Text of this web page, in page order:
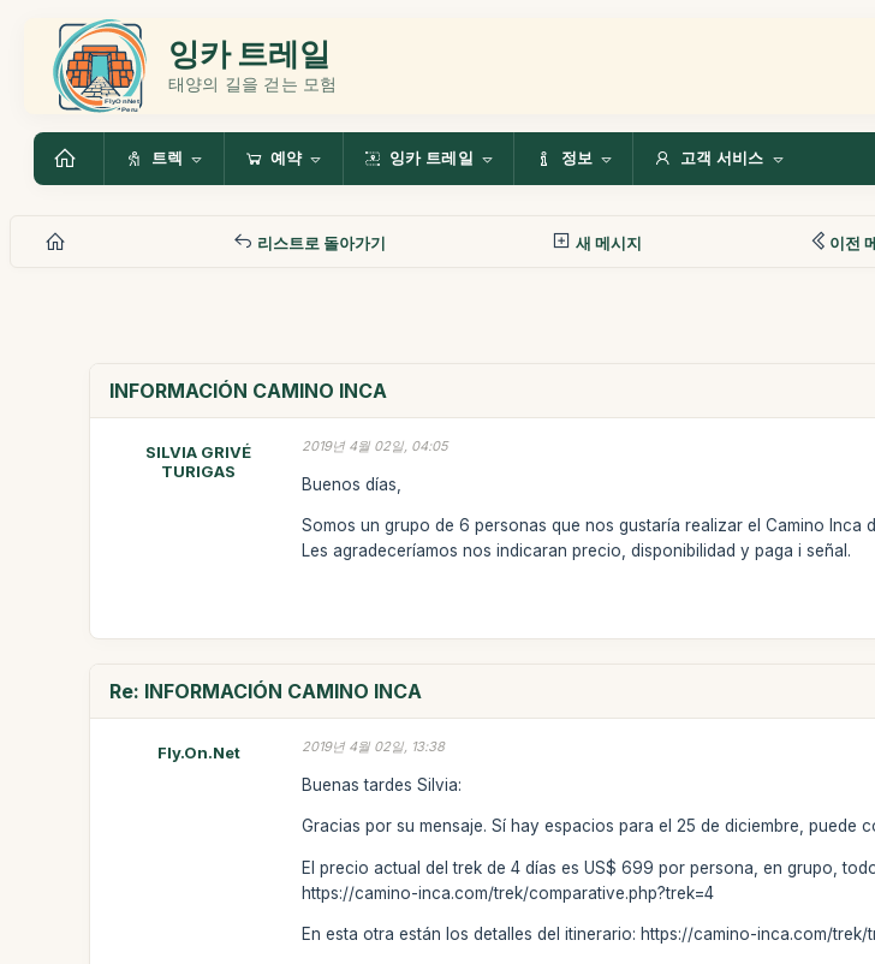
잉카 트레일
태양의 길을 걷는 모험
트렉 예약 잉카 트레일 정보 고객 서비스
리스트로 돌아가기 새 메시지 이전
INFORMACIÓN CAMINO INCA
SILVIA GRIVÉ
TURIGAS
2019년 4월 02일, 04:05
Buenos días,
Somos un grupo de 6 personas que nos gustaría realizar el Camino
Les agradeceríamos nos indicaran precio, disponibilidad y paga i señal.
Re: INFORMACIÓN CAMINO INCA
Fly.On.Net 2019년 4월 02일, 13:38
Buenas tardes Silvia:
Gracias por su mensaje. Sí hay espacios para el 25 de diciembre,
El precio actual del trek de 4 días es US$ 699 por persona, en grupo,
https://camino-inca.com/trek/comparative.php?trek=4
En esta otra están los detalles del itinerario: https://camino-inca.com/trek/